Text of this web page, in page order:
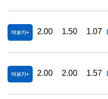
더보기 2.00 1.50 1.07
더보기 2.00 2.00 1.57